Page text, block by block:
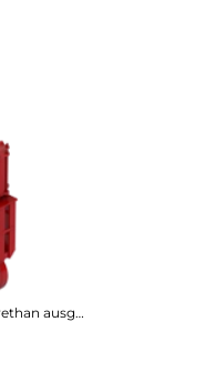
Bidirektionaler, mit Polyurethan ausgekleideter Plattenschieber